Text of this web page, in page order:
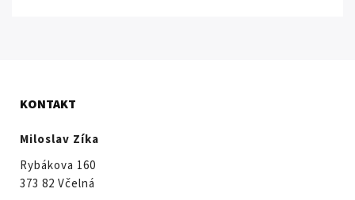
KONTAKT
Miloslav Zíka
Rybákova 160
373 82 Včelná